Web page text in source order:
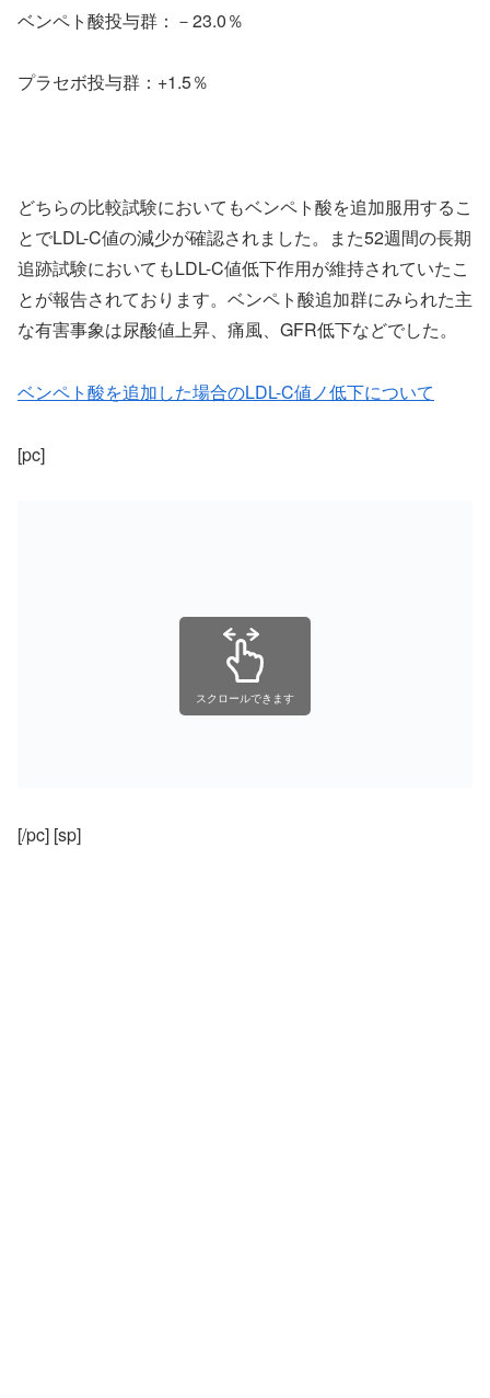
ベンペト酸投与群：－23.0％
プラセボ投与群：+1.5％
どちらの比較試験においてもベンペト酸を追加服用するこ
とでLDL-C値の減少が確認されました。また52週間の長期
追跡試験においてもLDL-C値低下作用が維持されていたこ
とが報告されております。ベンペト酸追加群にみられた主
な有害事象は尿酸値上昇、痛風、GFR低下などでした。
ベンペト酸を追加した場合のLDL-C値ノ低下について
[pc]
スクロールできます
[/pc] [sp]